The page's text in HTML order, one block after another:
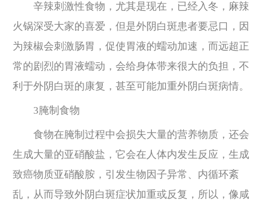
辛辣刺激性食物，尤其是现在，已经入冬，麻辣
火锅深受大家的喜爱，但是外阴白斑患者要忌口，因
为辣椒会刺激肠胃，促使胃液的蠕动加速，而远超正
常的剧烈的胃液蠕动，会给身体带来很大的负担，不
利于外阴白斑的康复，甚至可能加重外阴白斑病情。
3腌制食物
食物在腌制过程中会损失大量的营养物质，还会
生成大量的亚硝酸盐，它会在人体内发生反应，生成
致癌物质亚硝酸胺，引发生物因子异常、内循环紊
乱，从而导致外阴白斑症状加重或反复，所以，像咸